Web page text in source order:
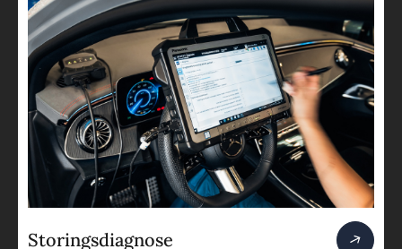
Storingsdiagnose